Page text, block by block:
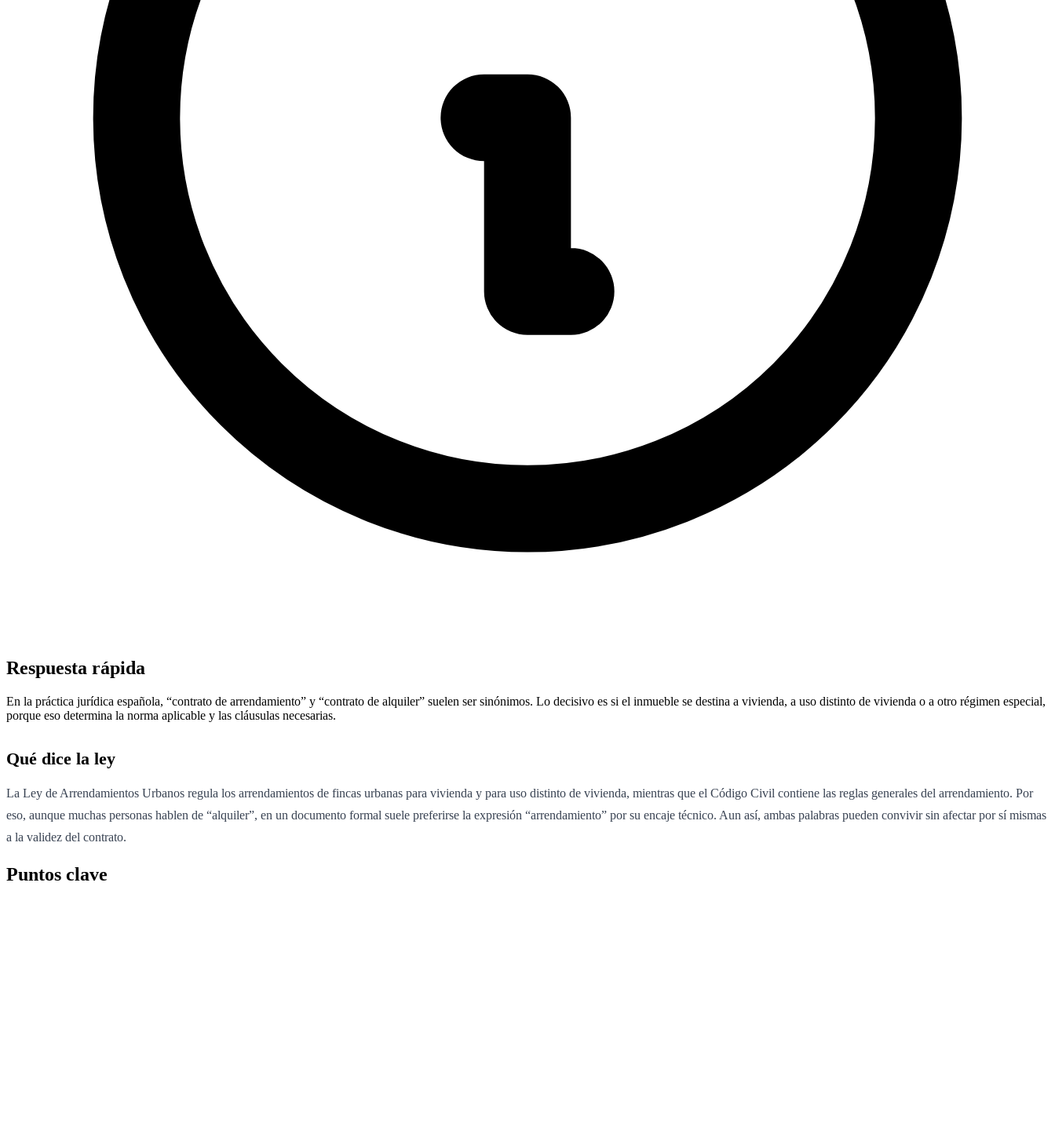
Respuesta rápida
En la práctica jurídica española, “contrato de arrendamiento” y “contrato de alquiler” suelen ser sinónimos. Lo decisivo es si el inmueble se destina a vivienda, a uso distinto de vivienda o a otro régimen especial,
porque eso determina la norma aplicable y las cláusulas necesarias.
Qué dice la ley
La Ley de Arrendamientos Urbanos regula los arrendamientos de fincas urbanas para vivienda y para uso distinto de vivienda, mientras que el Código Civil contiene las reglas generales del arrendamiento. Por
eso, aunque muchas personas hablen de “alquiler”, en un documento formal suele preferirse la expresión “arrendamiento” por su encaje técnico. Aun así, ambas palabras pueden convivir sin afectar por sí mismas
a la validez del contrato.
Puntos clave